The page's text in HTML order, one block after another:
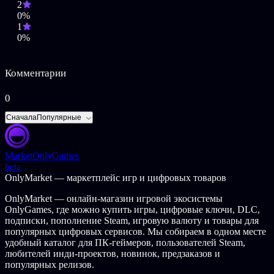
Игра с использованием смешанных медиа
Все в Dead Format создано специально для игры. Это
ностальгическое окно в миры, которые игроки будут
исследовать.
Запрещено не без причины
Смотреть эти кассеты опасно для жизни. Кое-что никогда не
должны были увидеть люди… А теперь оно тоже видит
людей.
О разработчике
Крис Эври (Katanalevy) — соло-разработчик из Шотландии,
который исследует мрачные глубины подсознания, создавая
готические хоррор-миры. Среди его прошлых работ —
Cardiac, Symphony of Seven Souls и Daemonologie.
ОПИСАНИЕ КОНТЕНТА ДЛЯ ВЗРОСЛЫХ
Разработчики описывают контент так:
2
0%
1
0%
Комментарии
0
СначалаПопулярные
MarketOnlyGames
beta
OnlyMarket — маркетплейс игр и цифровых товаров
OnlyMarket — онлайн-магазин игровой экосистемы
OnlyGames, где можно купить игры, цифровые ключи, DLC,
подписки, пополнение Steam, игровую валюту и товары для
популярных цифровых сервисов. Мы собираем в одном месте
удобный каталог для ПК-геймеров, пользователей Steam,
любителей инди-проектов, новинок, предзаказов и
популярных релизов.